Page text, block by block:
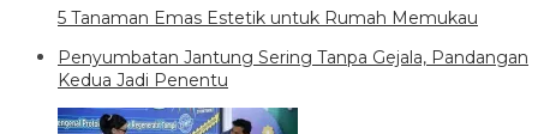
5 Tanaman Emas Estetik untuk Rumah Memukau
Penyumbatan Jantung Sering Tanpa Gejala, Pandangan
Kedua Jadi Penentu